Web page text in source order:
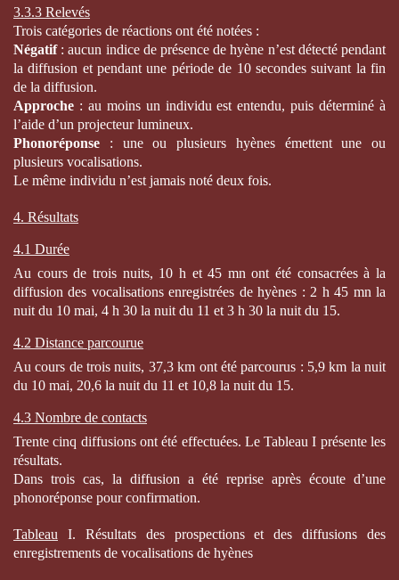
3.3.3 Relevés
Trois catégories de réactions ont été notées :
Négatif: aucun indice de présence de hyène n’est détecté pendant
la diffusion et pendant une période de 10 secondes suivant la fin
de la diffusion.
Approche : au moins un individu est entendu, puis déterminé à
l’aide d’un projecteur lumineux.
Phonoréponse : une ou plusieurs hyènes émettent une ou
plusieurs vocalisations.
Le même individu n’est jamais noté deux fois.
4. Résultats
4.1 Durée
Au cours de trois nuits, 10 h et 45 mn ont été consacrées à la
diffusion des vocalisations enregistrées de hyènes : 2 h 45 mn la
nuit du 10 mai, 4 h 30 la nuit du 11 et 3 h 30 la nuit du 15.
4.2 Distance parcourue
Au cours de trois nuits, 37,3 km ont été parcourus : 5,9 km la nuit
du 10 mai, 20,6 la nuit du 11 et 10,8 la nuit du 15.
4.3 Nombre de contacts
Trente cinq diffusions ont été effectuées. Le Tableau I présente les
résultats.
Dans trois cas, la diffusion a été reprise après écoute d’une
phonoréponse pour confirmation.
Tableau
I. Résultats des prospections et des diffusions des
enregistrements de vocalisations de hyènes